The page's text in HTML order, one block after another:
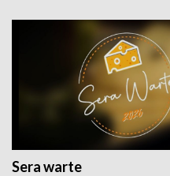
Sera warte